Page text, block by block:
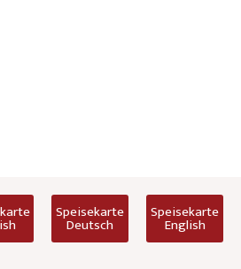
Speisekarte
Deutsch
Speisekarte
English